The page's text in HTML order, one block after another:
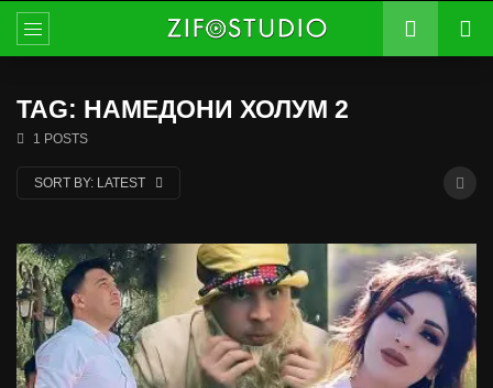
TAG: НАМЕДОНИ ХОЛУМ 2
1 POSTS
SORT BY: LATEST